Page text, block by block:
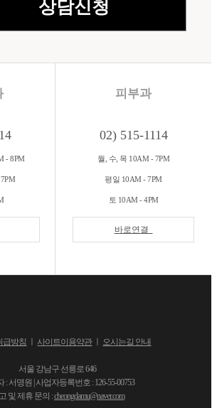
- 8PM
피부과
02) 515-1114
월, 수, 목 10AM - 7PM
평일 10AM - 7PM
토 10AM - 4PM
바로연결
급방침 사이트이용약관ㅣ 오시는길 안내
서울 강남구 선릉로 646
: 서명원 | 사업자등록번호 : 126-55-00753
및 제휴 문의 :cheongdamu@naver.com